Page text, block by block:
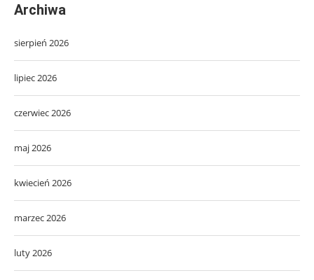
Archiwa
sierpień 2026
lipiec 2026
czerwiec 2026
maj 2026
kwiecień 2026
marzec 2026
luty 2026